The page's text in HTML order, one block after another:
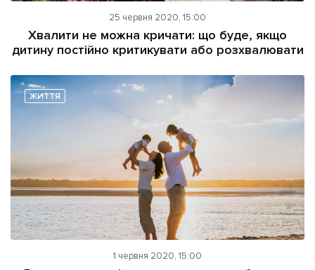
25 червня 2020, 15:00
Хвалити не можна кричати: що буде, якщо
дитину постійно критикувати або розхвалювати
ЖИТТЯ
1 червня 2020, 15:00